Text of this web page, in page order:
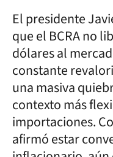
El presidente
que el BCRA no
dólares al
constante
una masiva
contexto más
importaciones.
afirmó estar